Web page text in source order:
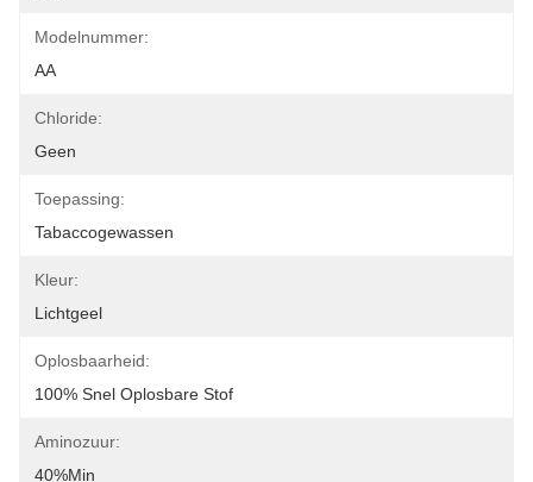
Modelnummer:
AA
Chloride:
Geen
Toepassing:
Tabaccogewassen
Kleur:
Lichtgeel
Oplosbaarheid:
100% Snel Oplosbare Stof
Aminozuur:
40%min